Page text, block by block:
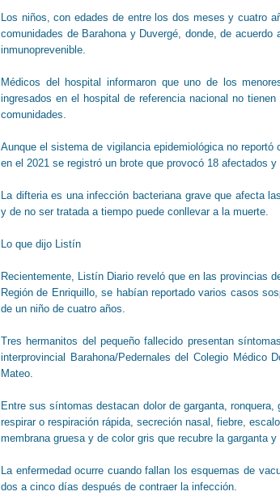
Los niños, con edades de entre los dos meses y cuatro
comunidades de Barahona y Duvergé, donde, de
inmunoprevenible.
Médicos del hospital informaron que uno de los
ingresados en el hospital de referencia nacional no
comunidades.
Aunque el sistema de vigilancia epidemiológica no
en el 2021 se registró un brote que provocó 18 afectados
La difteria es una infección bacteriana grave que afecta
y de no ser tratada a tiempo puede conllevar a la muerte.
Lo que dijo Listín
Recientemente, Listín Diario reveló que en las provincias
Región de Enriquillo, se habían reportado varios casos
de un niño de cuatro años.
Tres hermanitos del pequeño fallecido presentan
interprovincial Barahona/Pedernales del Colegio Médico
Mateo.
Entre sus síntomas destacan dolor de garganta,
respirar o respiración rápida, secreción nasal, fiebre,
membrana gruesa y de color gris que recubre la garganta
La enfermedad ocurre cuando fallan los esquemas de
dos a cinco días después de contraer la infección.